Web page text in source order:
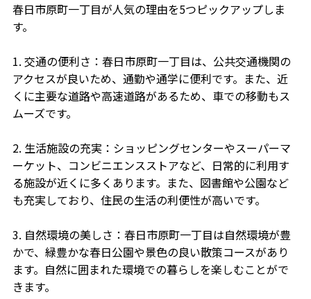
春日市原町一丁目が人気の理由を5つピックアップしま
す。
1. 交通の便利さ：春日市原町一丁目は、公共交通機関の
アクセスが良いため、通勤や通学に便利です。また、近
くに主要な道路や高速道路があるため、車での移動もス
ムーズです。
2. 生活施設の充実：ショッピングセンターやスーパーマ
ーケット、コンビニエンスストアなど、日常的に利用す
る施設が近くに多くあります。また、図書館や公園など
も充実しており、住民の生活の利便性が高いです。
3. 自然環境の美しさ：春日市原町一丁目は自然環境が豊
かで、緑豊かな春日公園や景色の良い散策コースがあり
ます。自然に囲まれた環境での暮らしを楽しむことがで
きます。